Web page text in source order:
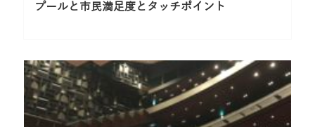
プールと市民満足度とタッチポイント